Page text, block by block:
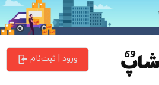
ورود | ثبت‌نام